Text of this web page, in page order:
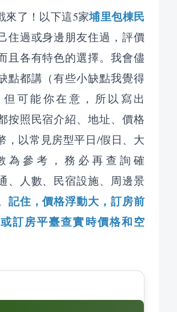
來了！以下這5家埔里包棟民
住過或身邊朋友住過，評價
且各有特色的選擇。我會儘
點都講（有些小缺點我覺得
可能你在意，所以寫出
按照民宿介紹、地址、價格
，以常見房型平日/假日、大
為參考，務必再查詢確
、人數、民宿設施、周邊景
記住，價格浮動大，訂房前
訂房平臺查實時價格和空